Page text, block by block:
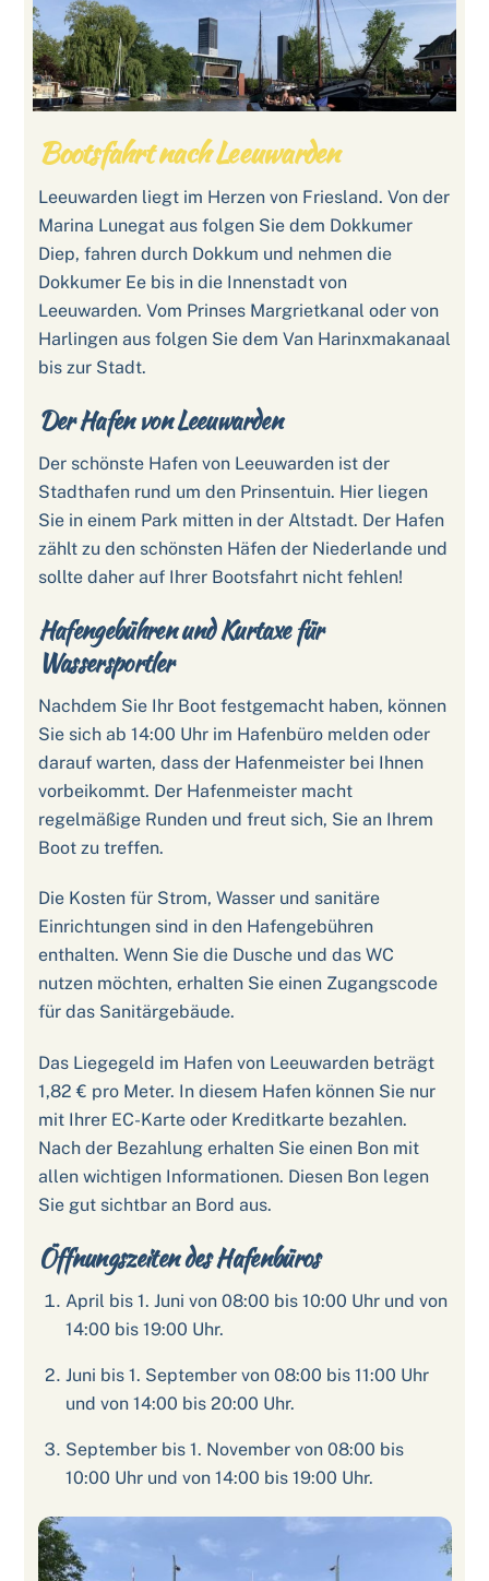
Bootsfahrt nach Leeuwarden
Leeuwarden liegt im Herzen von Friesland. Von der
Marina Lunegat aus folgen Sie dem Dokkumer
Diep, fahren durch Dokkum und nehmen die
Dokkumer Ee bis in die Innenstadt von
Leeuwarden. Vom Prinses Margrietkanal oder von
Harlingen aus folgen Sie dem Van Harinxmakanaal
bis zur Stadt.
Der Hafen von Leeuwarden
Der schönste Hafen von Leeuwarden ist der
Stadthafen rund um den Prinsentuin. Hier liegen
Sie in einem Park mitten in der Altstadt. Der Hafen
zählt zu den schönsten Häfen der Niederlande und
sollte daher auf Ihrer Bootsfahrt nicht fehlen!
Hafengebühren und Kurtaxe für
Wassersportler
Nachdem Sie Ihr Boot festgemacht haben, können
Sie sich ab 14:00 Uhr im Hafenbüro melden oder
darauf warten, dass der Hafenmeister bei Ihnen
vorbeikommt. Der Hafenmeister macht
regelmäßige Runden und freut sich, Sie an Ihrem
Boot zu treffen.
Die Kosten für Strom, Wasser und sanitäre
Einrichtungen sind in den Hafengebühren
enthalten. Wenn Sie die Dusche und das WC
nutzen möchten, erhalten Sie einen Zugangscode
für das Sanitärgebäude.
Das Liegegeld im Hafen von Leeuwarden beträgt
1,82 € pro Meter. In diesem Hafen können Sie nur
mit Ihrer EC-Karte oder Kreditkarte bezahlen.
Nach der Bezahlung erhalten Sie einen Bon mit
allen wichtigen Informationen. Diesen Bon legen
Sie gut sichtbar an Bord aus.
Öffnungszeiten des Hafenbüros
April bis 1. Juni von 08:00 bis 10:00 Uhr und von
14:00 bis 19:00 Uhr.
Juni bis 1. September von 08:00 bis 11:00 Uhr
und von 14:00 bis 20:00 Uhr.
September bis 1. November von 08:00 bis
10:00 Uhr und von 14:00 bis 19:00 Uhr.